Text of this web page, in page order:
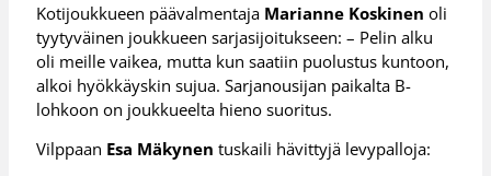
Kotijoukkueen päävalmentaja Marianne Koskinen oli
tyytyväinen joukkueen sarjasijoitukseen: – Pelin alku
oli meille vaikea, mutta kun saatiin puolustus kuntoon,
alkoi hyökkäyskin sujua. Sarjanousijan paikalta B-
lohkoon on joukkueelta hieno suoritus.
Vilppaan Esa Mäkynen tuskaili hävittyjä levypalloja: